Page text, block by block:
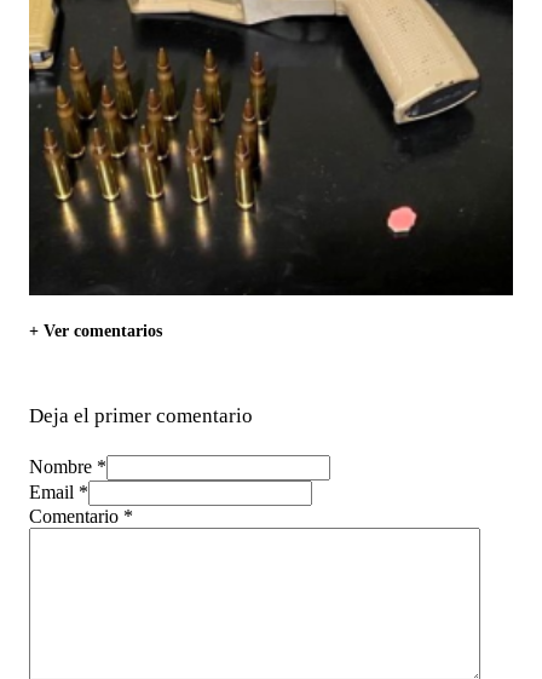
+ Ver comentarios
Deja el primer comentario
Nombre *
Email *
Comentario *